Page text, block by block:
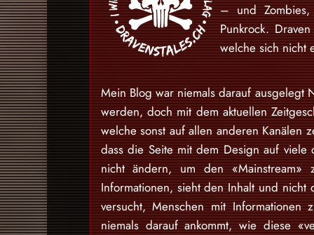
– und Zombies,
Punkrock.
welche sich nicht
Mein Blog war niemals darauf ausgelegt
werden, doch mit dem aktuellen
welche sonst auf allen anderen Kanälen
dass die Seite mit dem Design auf
nicht ändern, um den
Informationen, sieht den Inhalt und
versucht, Menschen mit
niemals darauf ankommt, wie diese